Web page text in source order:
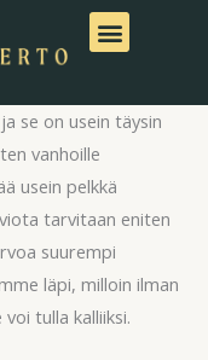
se on usein täysin
vanhoille
usein pelkkä
tarvitaan eniten
suurempi
läpi, milloin ilman
tulla kalliiksi.